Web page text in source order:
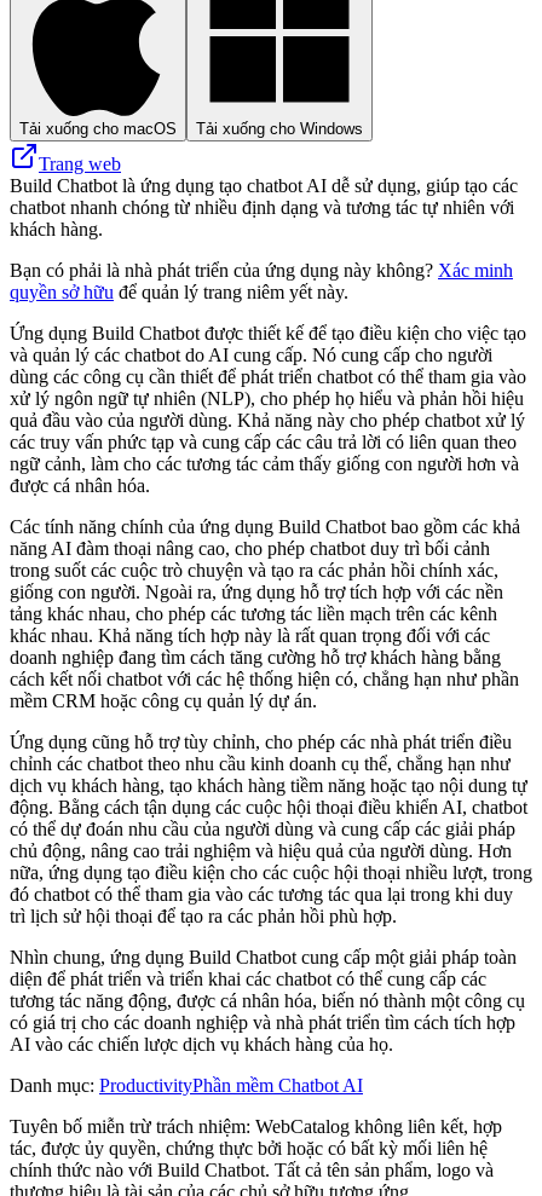
Tải xuống cho macOS Tải xuống cho Windows
Trang web
Build Chatbot là ứng dụng tạo chatbot AI dễ sử dụng, giúp tạo các
chatbot nhanh chóng từ nhiều định dạng và tương tác tự nhiên với
khách hàng.
Bạn có phải là nhà phát triển của ứng dụng này không? Xác minh
quyền sở hữu để quản lý trang niêm yết này.
Ứng dụng Build Chatbot được thiết kế để tạo điều kiện cho việc tạo
và quản lý các chatbot do AI cung cấp. Nó cung cấp cho người
dùng các công cụ cần thiết để phát triển chatbot có thể tham gia vào
xử lý ngôn ngữ tự nhiên (NLP), cho phép họ hiểu và phản hồi hiệu
quả đầu vào của người dùng. Khả năng này cho phép chatbot xử lý
các truy vấn phức tạp và cung cấp các câu trả lời có liên quan theo
ngữ cảnh, làm cho các tương tác cảm thấy giống con người hơn và
được cá nhân hóa.
Các tính năng chính của ứng dụng Build Chatbot bao gồm các khả
năng AI đàm thoại nâng cao, cho phép chatbot duy trì bối cảnh
trong suốt các cuộc trò chuyện và tạo ra các phản hồi chính xác,
giống con người. Ngoài ra, ứng dụng hỗ trợ tích hợp với các nền
tảng khác nhau, cho phép các tương tác liền mạch trên các kênh
khác nhau. Khả năng tích hợp này là rất quan trọng đối với các
doanh nghiệp đang tìm cách tăng cường hỗ trợ khách hàng bằng
cách kết nối chatbot với các hệ thống hiện có, chẳng hạn như phần
mềm CRM hoặc công cụ quản lý dự án.
Ứng dụng cũng hỗ trợ tùy chỉnh, cho phép các nhà phát triển điều
chỉnh các chatbot theo nhu cầu kinh doanh cụ thể, chẳng hạn như
dịch vụ khách hàng, tạo khách hàng tiềm năng hoặc tạo nội dung tự
động. Bằng cách tận dụng các cuộc hội thoại điều khiển AI, chatbot
có thể dự đoán nhu cầu của người dùng và cung cấp các giải pháp
chủ động, nâng cao trải nghiệm và hiệu quả của người dùng. Hơn
nữa, ứng dụng tạo điều kiện cho các cuộc hội thoại nhiều lượt, trong
đó chatbot có thể tham gia vào các tương tác qua lại trong khi duy
trì lịch sử hội thoại để tạo ra các phản hồi phù hợp.
Nhìn chung, ứng dụng Build Chatbot cung cấp một giải pháp toàn
diện để phát triển và triển khai các chatbot có thể cung cấp các
tương tác năng động, được cá nhân hóa, biến nó thành một công cụ
có giá trị cho các doanh nghiệp và nhà phát triển tìm cách tích hợp
AI vào các chiến lược dịch vụ khách hàng của họ.
Danh mục: ProductivityPhần mềm Chatbot AI
Tuyên bố miễn trừ trách nhiệm: WebCatalog không liên kết, hợp
tác, được ủy quyền, chứng thực bởi hoặc có bất kỳ mối liên hệ
chính thức nào với Build Chatbot. Tất cả tên sản phẩm, logo và
thương hiệu là tài sản của các chủ sở hữu tương ứng.